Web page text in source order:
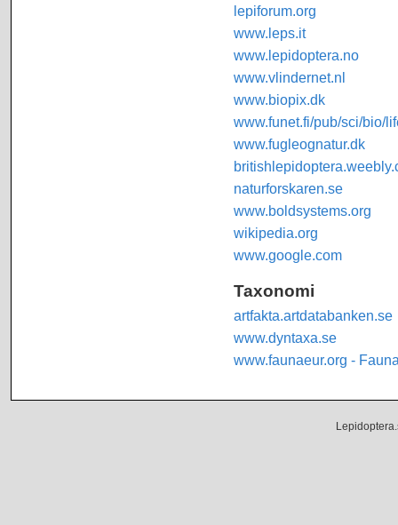
lepiforum.org
www.leps.it
www.lepidoptera.no
www.vlindernet.nl
www.biopix.dk
www.funet.fi/pub/sci/bio/
www.fugleognatur.dk
naturforskaren.se
www.boldsystems.org
wikipedia.org
www.google.com
Taxonomi
artfakta.artdatabanken.se
www.dyntaxa.se
www.faunaeur.org -